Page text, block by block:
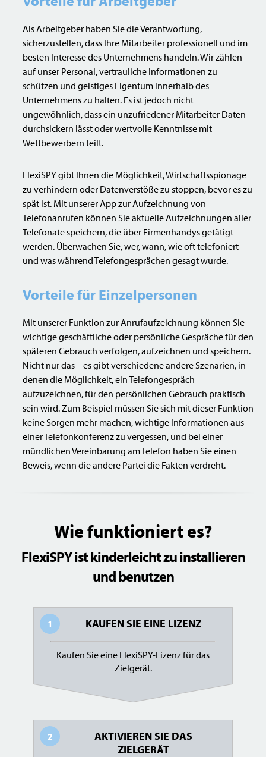
Als Arbeitgeber haben Sie die Verantwortung,
sicherzustellen, dass Ihre Mitarbeiter professionell und im
besten Interesse des Unternehmens handeln. Wir zählen
auf unser Personal, vertrauliche Informationen zu
schützen und geistiges Eigentum innerhalb des
Unternehmens zu halten. Es ist jedoch nicht
ungewöhnlich, dass ein unzufriedener Mitarbeiter Daten
durchsickern lässt oder wertvolle Kenntnisse mit
Wettbewerbern teilt.
FlexiSPY gibt Ihnen die Möglichkeit, Wirtschaftsspionage
zu verhindern oder Datenverstöße zu stoppen, bevor es zu
spät ist. Mit unserer App zur Aufzeichnung von
Telefonanrufen können Sie aktuelle Aufzeichnungen aller
Telefonate speichern, die über Firmenhandys getätigt
werden. Überwachen Sie, wer, wann, wie oft telefoniert
und was während Telefongesprächen gesagt wurde.
Vorteile für Einzelpersonen
Mit unserer Funktion zur Anrufaufzeichnung können Sie
wichtige geschäftliche oder persönliche Gespräche für den
späteren Gebrauch verfolgen, aufzeichnen und speichern.
Nicht nur das – es gibt verschiedene andere Szenarien, in
denen die Möglichkeit, ein Telefongespräch
aufzuzeichnen, für den persönlichen Gebrauch praktisch
sein wird. Zum Beispiel müssen Sie sich mit dieser Funktion
keine Sorgen mehr machen, wichtige Informationen aus
einer Telefonkonferenz zu vergessen, und bei einer
mündlichen Vereinbarung am Telefon haben Sie einen
Beweis, wenn die andere Partei die Fakten verdreht.
Wie funktioniert es?
FlexiSPY ist kinderleicht zu installieren
und benutzen
1 KAUFEN SIE EINE LIZENZ
Kaufen Sie eine FlexiSPY-Lizenz für das
Zielgerät.
2
AKTIVIEREN SIE DAS
ZIELGERÄT